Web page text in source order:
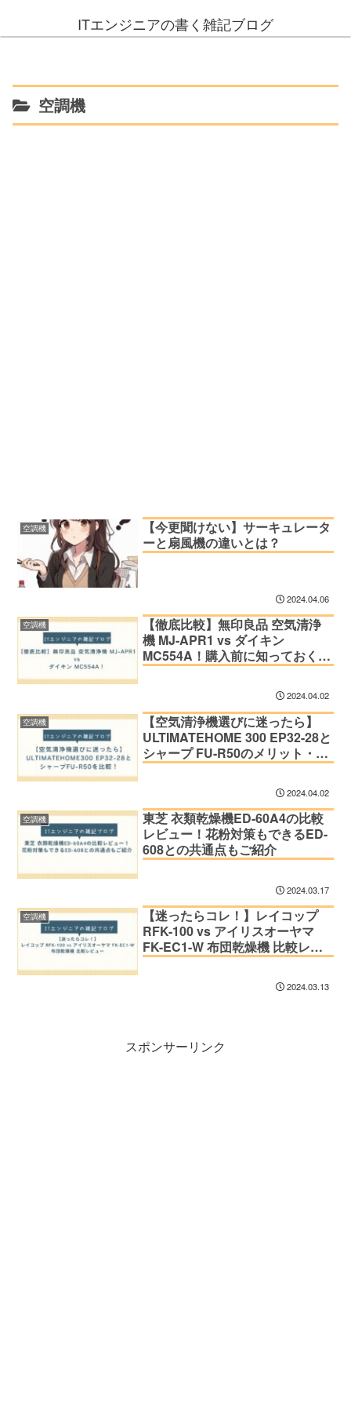
ITエンジニアの書く雑記ブログ
空調機
空調機
【今更聞けない】サーキュレータ
ーと扇風機の違いとは？
2024.04.06
空調機
【徹底比較】無印良品 空気清浄
機 MJ-APR1 vs ダイキン
MC554A！購入前に知っておくべ
きポイント
2024.04.02
空調機
【空気清浄機選びに迷ったら】
ULTIMATEHOME 300 EP32-28と
シャープ FU-R50のメリット・デ
メリットを比較！
2024.04.02
空調機
東芝 衣類乾燥機ED-60A4の比較
レビュー！花粉対策もできるED-
608との共通点もご紹介
2024.03.17
空調機
【迷ったらコレ！】レイコップ
RFK-100 vs アイリスオーヤマ
FK-EC1-W 布団乾燥機 比較レビ
ュー
2024.03.13
スポンサーリンク